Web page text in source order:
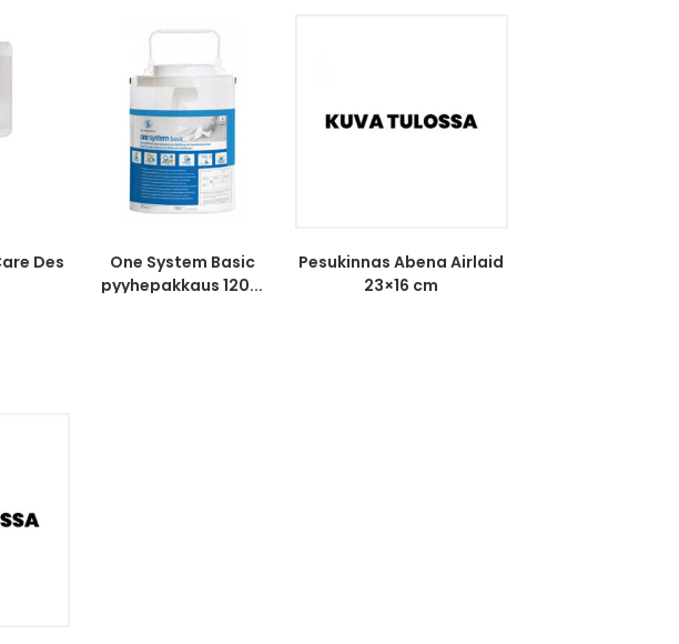
Des
One System Basic
pyyhepakkaus 120...
Pesukinnas Abena Airlaid
23×16 cm